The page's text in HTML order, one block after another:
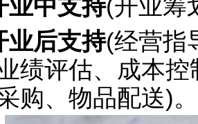
业中支持(开业筹
业后支持(经营指
绩评估、成本
购、物品配送)。